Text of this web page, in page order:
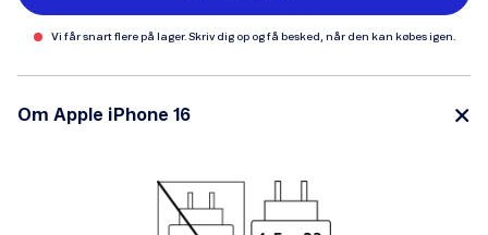
Vi får snart flere på lager. Skriv dig op og få besked, når den kan købes igen.
Om Apple iPhone 16